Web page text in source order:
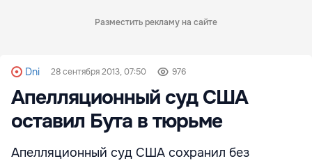
Разместить рекламу на сайте
Dni 28 сентября 2013, 07:50 976
Апелляционный суд США
оставил Бута в тюрьме
Апелляционный суд США сохранил без